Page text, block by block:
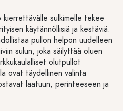
kierrettävälle sulkimelle tekee
käytännöllisiä ja kestäviä.
pullon helpon uudelleen
sulun, joka säilyttää oluen
olutpullot
ovat täydellinen valinta
laatuun, perinteeseen ja